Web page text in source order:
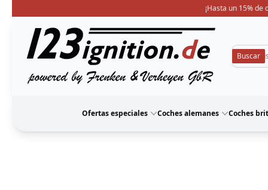
¡Hasta un 15%
123ignition
Ofertas especiales Coches alemanes Coches